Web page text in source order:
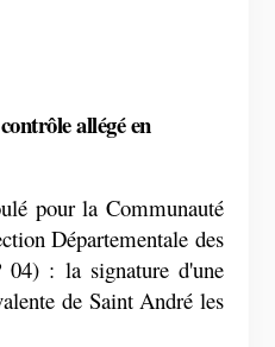
allégé en
pour la Communauté
Départementale des
04) : la signature d'une
de Saint André les